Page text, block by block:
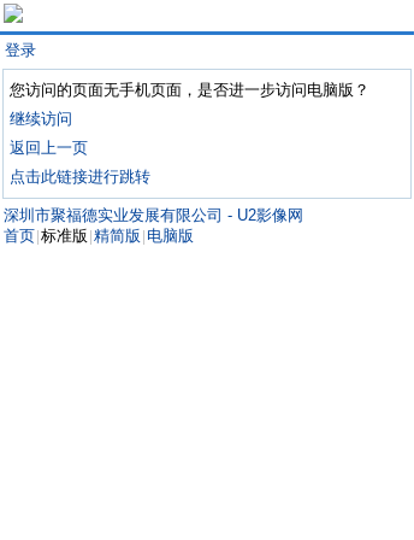
登录
您访问的页面无手机页面，是否进一步访问电脑版？
继续访问
返回上一页
点击此链接进行跳转
深圳市聚福德实业发展有限公司 - U2影像网
首页 标准版 精简版 电脑版